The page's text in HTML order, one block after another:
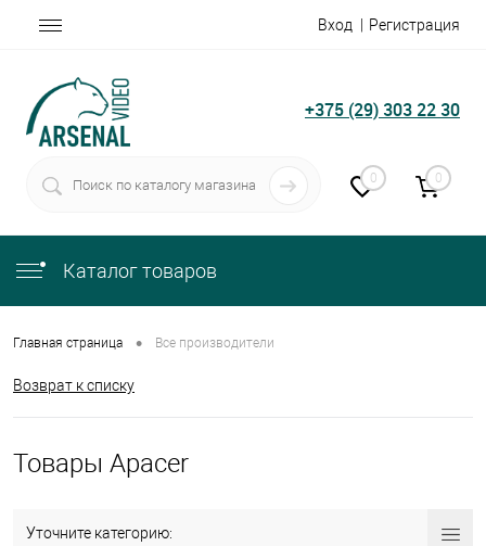
Вход Регистрация
+375 (29) 303 22 30
0 0
Каталог товаров
Главная страница • Все производители
Возврат к списку
Товары Apacer
Уточните категорию: